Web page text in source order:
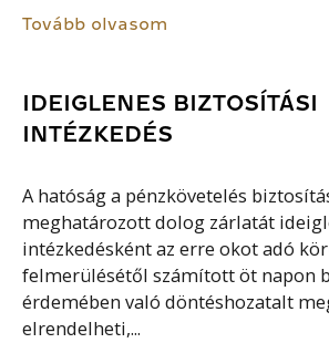
Tovább olvasom
IDEIGLENES BIZTOSÍTÁSI
INTÉZKEDÉS
A hatóság a pénzkövetelés
meghatározott dolog zárlatát
intézkedésként az erre okot adó
felmerülésétől számított öt napon
érdemében való döntéshozatalt
elrendelheti,...